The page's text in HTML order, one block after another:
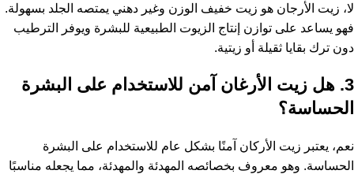
لا، زيت الأرجان هو زيت خفيف الوزن وغير دهني يمتصه الجلد بسهولة.
فهو يساعد على توازن إنتاج الزيوت الطبيعية للبشرة ويوفر الترطيب
دون ترك بقايا ثقيلة أو زيتية.
3. هل زيت الأرغان آمن للاستخدام على البشرة
الحساسة؟
نعم، يعتبر زيت الأركان آمنًا بشكل عام للاستخدام على البشرة
الحساسة. وهو معروف بخصائصه المهدئة والمهدئة، مما يجعله مناسبًا